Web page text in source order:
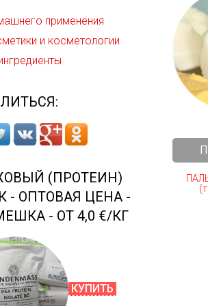
применения
и косметологии
(ПРОТЕИН)
- ОПТОВАЯ ЦЕНА -
- ОТ 4,0 €/КГ
КУПИТЬ